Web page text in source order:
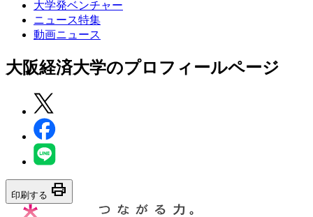
大学発ベンチャー
ニュース特集
動画ニュース
大阪経済大学のプロフィールページ
印刷する print